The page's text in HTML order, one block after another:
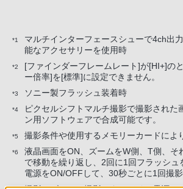
*1
マルチインターフェースシューで4ch出
能なアクセサリーを使用時
*2
[ファインダーフレームレート]が[HI+]の
ー倍率]を[標準]に設定できません。
*3 ソニー製フラッシュ装着時
*4
ピクセルシフトマルチ撮影で撮影された
ン用ソフトウェアで合成可能です。
*5 撮影条件や使用するメモリーカードによ
*6
液晶画面をON、ズームをW側、T側、そ
で移動を繰り返し、2回に1回フラッシュ
電源をON/OFFして、30秒ごとに1回撮影